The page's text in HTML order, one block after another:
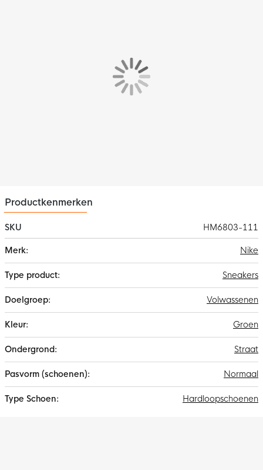
Productkenmerken
SKU
HM6803-111
informatie
Nike
Sneakers
Volwassenen
Groen
Straat
Normaal
Hardloopschoenen